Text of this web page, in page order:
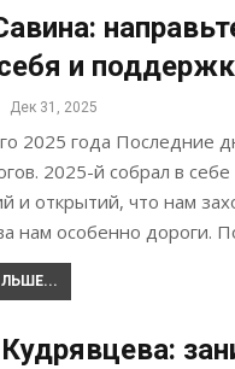
и
Дек 31, 2025
2025 года Последние
2025-й собрал в
и открытий, что нам
нам особенно дороги.